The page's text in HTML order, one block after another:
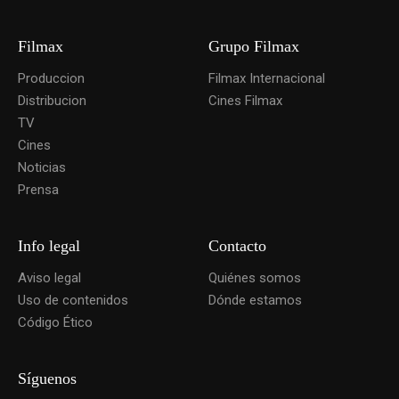
Filmax
Produccion
Distribucion
TV
Cines
Noticias
Prensa
Grupo Filmax
Filmax Internacional
Cines Filmax
Info legal
Aviso legal
Uso de contenidos
Código Ético
Contacto
Quiénes somos
Dónde estamos
Síguenos